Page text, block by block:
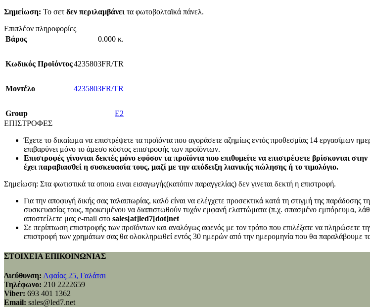
Σημείωση: Το σετ δεν περιλαμβάνει τα φωτοβολταϊκά πάνελ.
Επιπλέον πληροφορίες
Βάρος
0.000 κ.
Κωδικός Προϊόντος4235803FR/TR
Mοντέλο 4235803FR/TR
Group
E2
ΕΠΙΣΤΡΟΦΕΣ
Έχετε το δικαίωμα να επιστρέψετε τα προϊόντα που αγοράσετε αζημίως εντός προθεσμίας 14 εργασίμων
επιβαρύνει μόνο το άμεσο κόστος επιστροφής των προϊόντων.
Επιστροφές γίνονται δεκτές μόνο εφόσον τα προϊόντα που επιθυμείτε να επιστρέψετε βρίσκονται
έχει παραβιασθεί η συσκευασία τους, μαζί με την απόδειξη λιανικής πώλησης ή το τιμολόγιο.
Σημείωση: Στα φωτιστικά τα οποια ειναι εισαγωγής(κατόπιν παραγγελίας) δεν γινεται δεκτή η επιστροφή.
Για την αποφυγή δικής σας ταλαιπωρίας, καλό είναι να ελέγχετε προσεκτικά κατά τη στιγμή της
συσκευασίας τους, προκειμένου να διαπιστωθούν τυχόν εμφανή ελαττώματα (π.χ. σπασμένο εμπόρευμα,
αποστείλετε μας e-mail στο sales[at]led7[dot]net
Σε περίπτωση επιστροφής των προϊόντων και αναλόγως αφενός με τον τρόπο που επιλέξατε να πληρώσετε
επιστροφή των χρημάτων σας θα ολοκληρωθεί εντός 30 ημερών από την ημερομηνία που θα παραλάβουμε
ΣΤΟΙΧΕΙΑ ΕΠΙΚΟΙΝΩΝΙΑΣ
Διεύθυνση: Αφαίας 25, Γαλάτσι
Τηλέφωνο: 210 2222659
Viber: 693 401 1362
Email: sales@led7.net